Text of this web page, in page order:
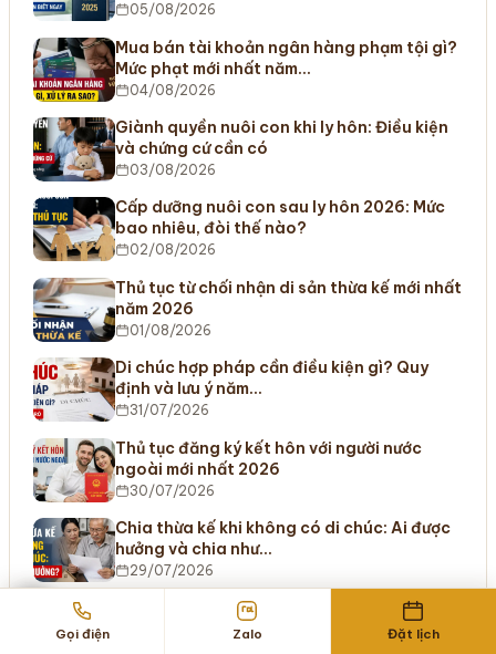
05/08/2026
Mua bán tài khoản ngân hàng phạm tội gì?
Mức phạt mới nhất năm…
04/08/2026
Giành quyền nuôi con khi ly hôn: Điều kiện
và chứng cứ cần có
03/08/2026
Cấp dưỡng nuôi con sau ly hôn 2026: Mức
bao nhiêu, đòi thế nào?
02/08/2026
Thủ tục từ chối nhận di sản thừa kế mới nhất
năm 2026
01/08/2026
Di chúc hợp pháp cần điều kiện gì? Quy
định và lưu ý năm…
31/07/2026
Thủ tục đăng ký kết hôn với người nước
ngoài mới nhất 2026
30/07/2026
Chia thừa kế khi không có di chúc: Ai được
hưởng và chia như…
29/07/2026
Tư vấn pháp lý thường xuyên cho doanh
nghiệp: Giải pháp kiểm soát rủi…
Gọi điện Zalo Đặt lịch